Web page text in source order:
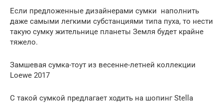
Если предложенные дизайнерами сумки наполнить
даже самыми легкими субстанциями типа пуха, то нести
такую сумку жительнице планеты Земля будет крайне
тяжело.
Замшевая сумка-тоут из весенне-летней коллекции
Loewe 2017
С такой сумкой предлагает ходить на шопинг Stella